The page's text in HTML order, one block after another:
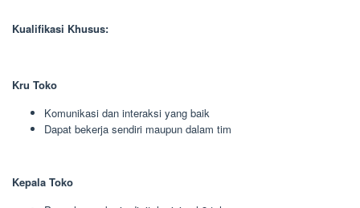
Kualifikasi Khusus:
Kru Toko
Komunikasi dan interaksi yang baik
Dapat bekerja sendiri maupun dalam tim
Kepala Toko